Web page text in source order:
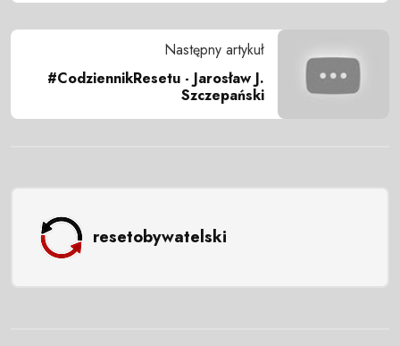
Następny artykuł
#CodziennikResetu - Jarosław J.
Szczepański
resetobywatelski